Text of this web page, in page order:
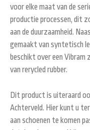
voor elke maat van de
productie processen, dit
aan de duurzaamheid.
gemaakt van syntetisch
beschikt over een Vibram
van rerycled rubber.
Dit product is uiteraard
Achterveld. Hier kunt u
aan schoenen te komen